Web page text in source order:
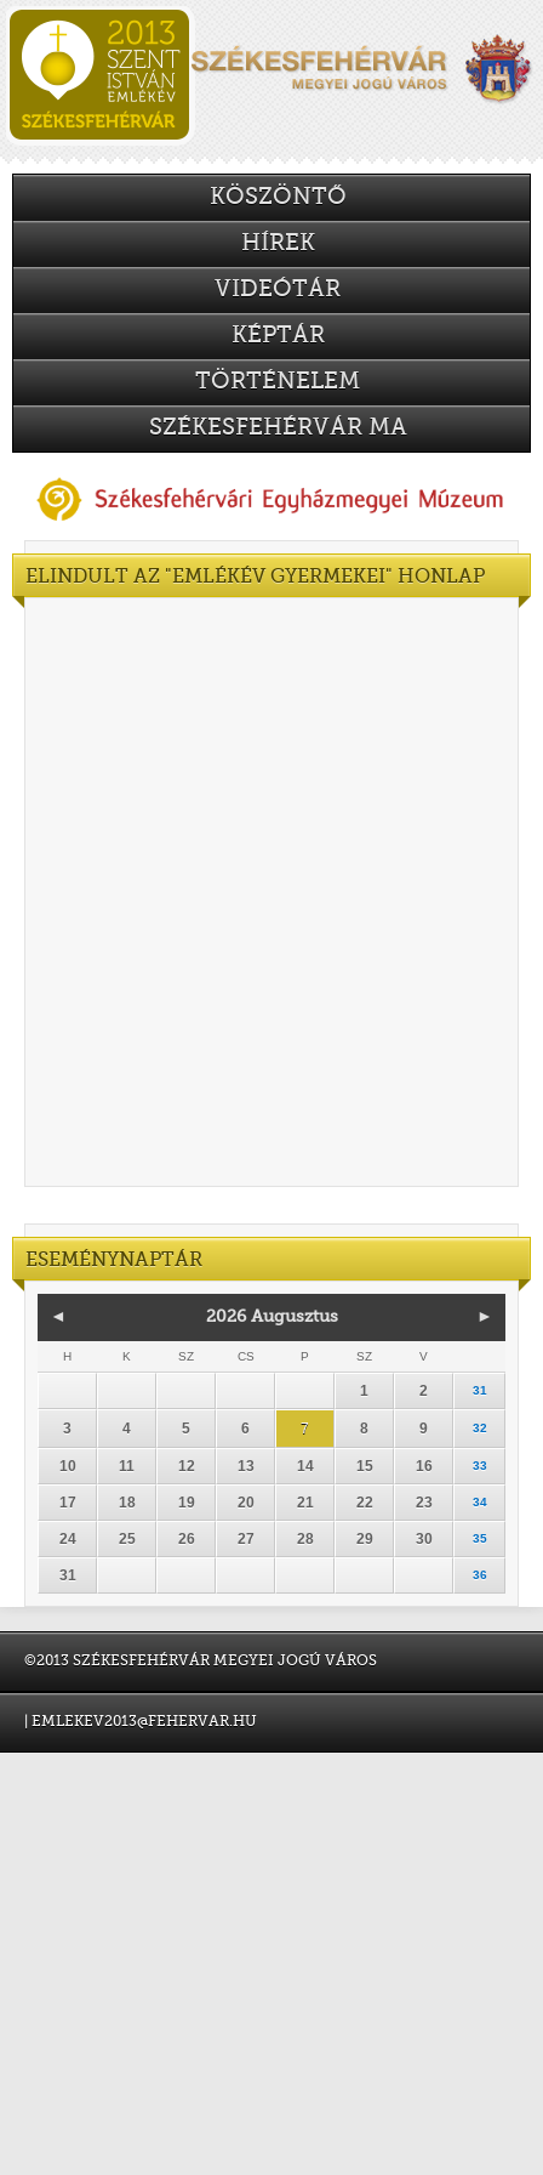
KÖSZÖNTŐ
HÍREK
VIDEÓTÁR
KÉPTÁR
TÖRTÉNELEM
SZÉKESFEHÉRVÁR MA
ELINDULT AZ "EMLÉKÉV GYERMEKEI" HONLAP
ESEMÉNYNAPTÁR
◄ 2026 Augusztus ►
H K SZ CS P SZ V
1 2 31
3 4 5 6 7 8 9 32
10 11 12 13 14 15 16 33
17 18 19 20 21 22 23 34
24 25 26 27 28 29 30 35
31 36
©2013 SZÉKESFEHÉRVÁR MEGYEI JOGÚ VÁROS
EMLEKEV2013@FEHERVAR.HU